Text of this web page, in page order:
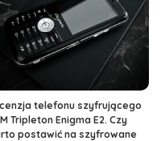
telefonu szyfrującego
Tripleton Enigma E2. Czy
postawić na szyfrowane